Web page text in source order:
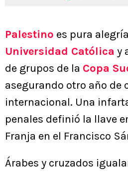
Palestino es pura
Universidad Católica y
de grupos de la Copa
asegurando otro año de
internacional. Una
penales definió la llave
Franja en el Francisco
Árabes y cruzados